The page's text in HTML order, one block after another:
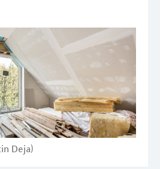
Deja)